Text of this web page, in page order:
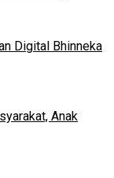
Digital Bhinneka
Anak